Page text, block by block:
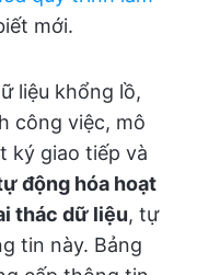
mới.
liệu khổng lồ,
công việc, mô
ký giao tiếp và
động hóa hoạt
thác dữ liệu, tự
tin này. Bảng